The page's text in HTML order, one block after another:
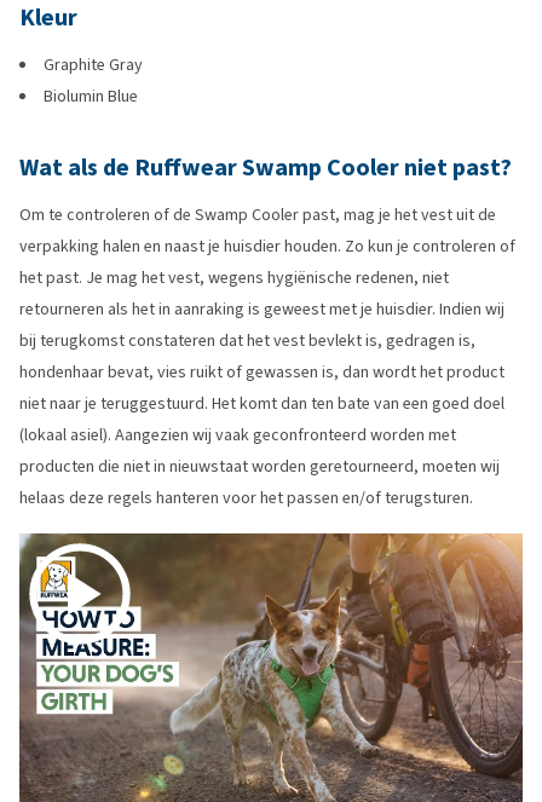
Kleur
Graphite Gray
Biolumin Blue
Wat als de Ruffwear Swamp Cooler niet past?
Om te controleren of de Swamp Cooler past, mag je het vest uit de
verpakking halen en naast je huisdier houden. Zo kun je controleren of
het past. Je mag het vest, wegens hygiënische redenen, niet
retourneren als het in aanraking is geweest met je huisdier. Indien wij
bij terugkomst constateren dat het vest bevlekt is, gedragen is,
hondenhaar bevat, vies ruikt of gewassen is, dan wordt het product
niet naar je teruggestuurd. Het komt dan ten bate van een goed doel
(lokaal asiel). Aangezien wij vaak geconfronteerd worden met
producten die niet in nieuwstaat worden geretourneerd, moeten wij
helaas deze regels hanteren voor het passen en/of terugsturen.